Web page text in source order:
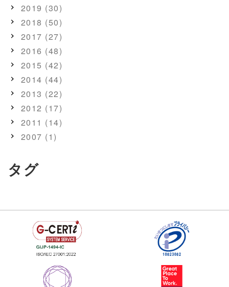
2019 (30)
2018 (50)
2017 (27)
2016 (48)
2015 (42)
2014 (44)
2013 (22)
2012 (17)
2011 (14)
2007 (1)
タグ